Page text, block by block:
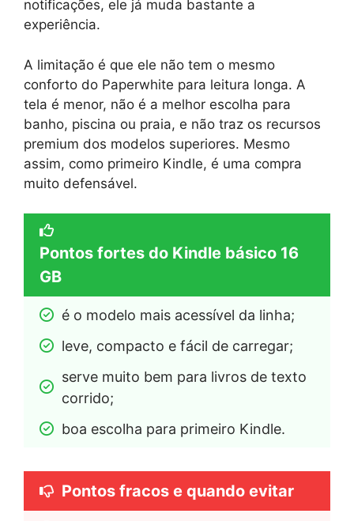
notificações, ele já muda bastante a
experiência.
A limitação é que ele não tem o mesmo
conforto do Paperwhite para leitura longa. A
tela é menor, não é a melhor escolha para
banho, piscina ou praia, e não traz os recursos
premium dos modelos superiores. Mesmo
assim, como primeiro Kindle, é uma compra
muito defensável.
Pontos fortes do Kindle básico 16
GB
é o modelo mais acessível da linha;
leve, compacto e fácil de carregar;
serve muito bem para livros de texto
corrido;
boa escolha para primeiro Kindle.
Pontos fracos e quando evitar